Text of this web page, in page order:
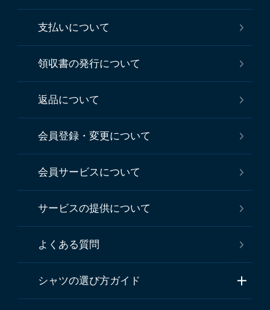
支払いについて
領収書の発行について
返品について
会員登録・変更について
会員サービスについて
サービスの提供について
よくある質問
シャツの選び方ガイド